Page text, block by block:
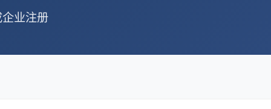
业注册